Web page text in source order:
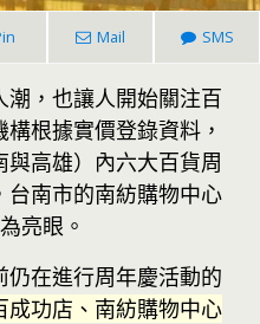
Mail SMS
，也讓人開始關注百
根據實價登錄資料，
高雄）內六大百貨周
台南市的南紡購物中心
亮眼。
在進行周年慶活動的
成功店、南紡購物中心